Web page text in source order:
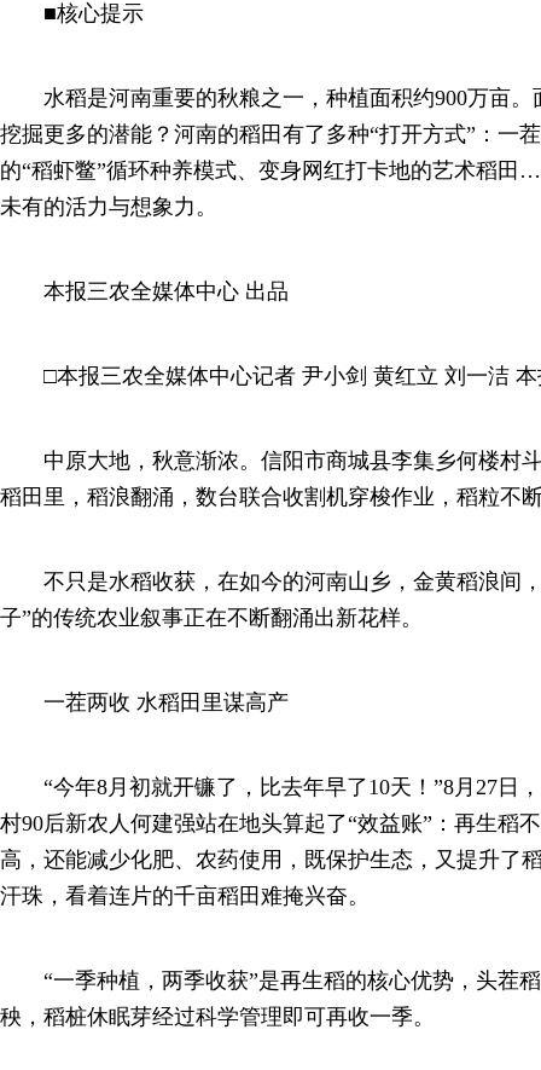
■核心提示
水稻是河南重要的秋粮之一，种植面积约900万亩。
挖掘更多的潜能？河南的稻田有了多种“打开方式”：一
的“稻虾鳖”循环种养模式、变身网红打卡地的艺术稻
未有的活力与想象力。
本报三农全媒体中心 出品
□本报三农全媒体中心记者 尹小剑 黄红立 刘一洁 本
中原大地，秋意渐浓。信阳市商城县李集乡何楼村
稻田里，稻浪翻涌，数台联合收割机穿梭作业，稻粒不
不只是水稻收获，在如今的河南山乡，金黄稻浪间
子”的传统农业叙事正在不断翻涌出新花样。
一茬两收 水稻田里谋高产
“今年8月初就开镰了，比去年早了10天！”8月27日
村90后新农人何建强站在地头算起了“效益账”：再生稻
高，还能减少化肥、农药使用，既保护生态，又提升了
汗珠，看着连片的千亩稻田难掩兴奋。
“一季种植，两季收获”是再生稻的核心优势，头茬
秧，稻桩休眠芽经过科学管理即可再收一季。